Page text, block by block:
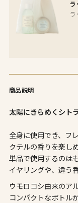
ラ
ラ
を
ー
に
追
加
し
て
い
商品説明
太陽にきらめくシト
全身に使用でき、フ
クテルの香りを楽し
単品で使用するのは
イヤリングや、違う
ウモロコシ由来のア
コンパクトなボトル